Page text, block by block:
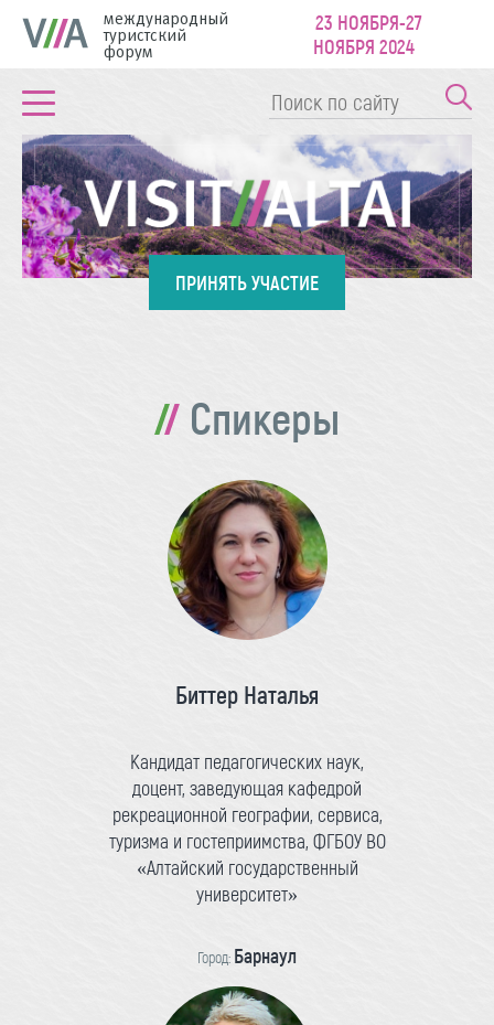
международный
туристский
форум
23 НОЯБРЯ-27
НОЯБРЯ 2024
ПРИНЯТЬ УЧАСТИЕ
Спикеры
Биттер Наталья
Кандидат педагогических наук,
доцент, заведующая кафедрой
рекреационной географии, сервиса,
туризма и гостеприимства, ФГБОУ ВО
«Алтайский государственный
университет»
Город: Барнаул